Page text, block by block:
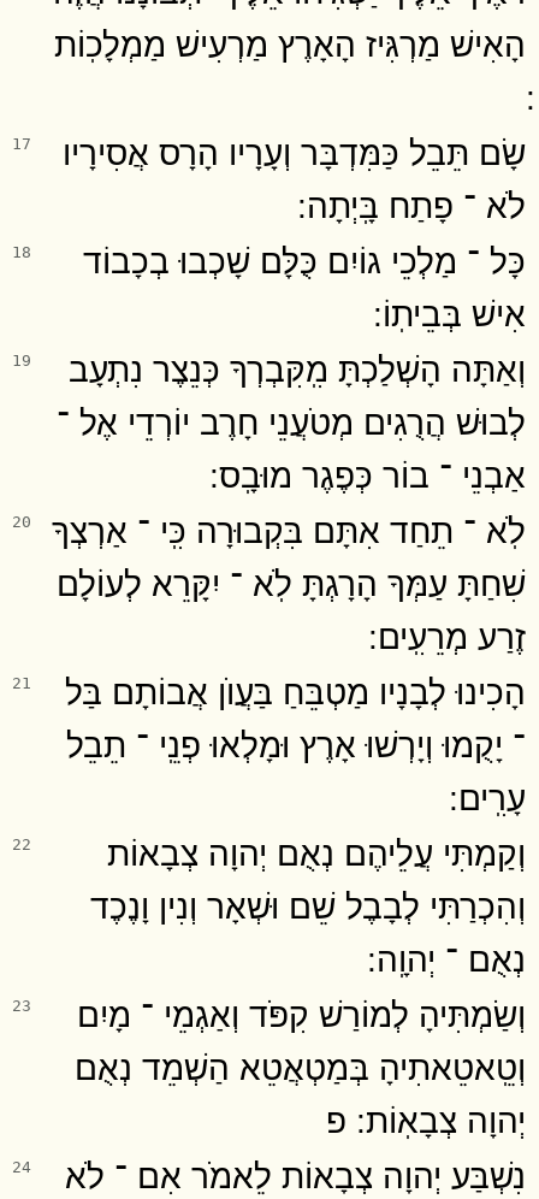
הָאִישׁ מַרְגִּיז הָאָרֶץ מַרְעִישׁ מַמְלָכֽוֹת
17
שָׂם תֵּבֵל כַּמִּדְבָּר וְעָרָיו הָרָס אֲסִירָיו
לֹא ־ פָתַח בָּֽיְתָה ׃
18
כָּל ־ מַלְכֵי גוֹיִם כֻּלָּם שָׁכְבוּ בְכָבוֹד
אִישׁ בְּבֵיתֽוֹ ׃
19
וְאַתָּה הָשְׁלַכְתָּ מִֽקִּבְרְךָ כְּנֵצֶר נִתְעָב
לְבוּשׁ הֲרֻגִים מְטֹעֲנֵי חָרֶב יוֹרְדֵי אֶל ־
אַבְנֵי ־ בוֹר כְּפֶגֶר מוּבָֽס ׃
20
לֹֽא ־ תֵחַד אִתָּם בִּקְבוּרָה כִּֽי ־ אַרְצְךָ
שִׁחַתָּ עַמְּךָ הָרָגְתָּ לֹֽא ־ יִקָּרֵא לְעוֹלָם
זֶרַע מְרֵעִֽים ׃
21
הָכִינוּ לְבָנָיו מַטְבֵּחַ בַּעֲוֺן אֲבוֹתָם בַּל
־ יָקֻמוּ וְיָרְשׁוּ אָרֶץ וּמָלְאוּ פְנֵֽי ־ תֵבֵל
עָרִֽים ׃
22
וְקַמְתִּי עֲלֵיהֶם נְאֻם יְהוָה צְבָאוֹת
וְהִכְרַתִּי לְבָבֶל שֵׁם וּשְׁאָר וְנִין וָנֶכֶד
נְאֻם ־ יְהוָֽה ׃
23
וְשַׂמְתִּיהָ לְמוֹרַשׁ קִפֹּד וְאַגְמֵי ־ מָיִם
וְטֵֽאטֵאתִיהָ בְּמַטְאֲטֵא הַשְׁמֵד נְאֻם
יְהוָה צְבָאֽוֹת ׃ פ
24
נִשְׁבַּע יְהוָה צְבָאוֹת לֵאמֹר אִם ־ לֹא